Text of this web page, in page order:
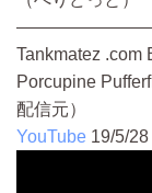
Tankmatez .com
Porcupine
配信元）
YouTube 19/5/28